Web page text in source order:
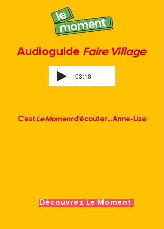
Audioguide Faire Village
-03:18
C'est Le Momentd'écouter... Anne-Lise
Découvrez Le Moment